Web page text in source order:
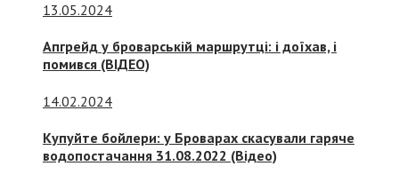
13.05.2024
Апгрейд у броварській маршрутці: і доїхав, і
помився (ВІДЕО)
14.02.2024
Купуйте бойлери: у Броварах скасували гаряче
водопостачання 31.08.2022 (Відео)